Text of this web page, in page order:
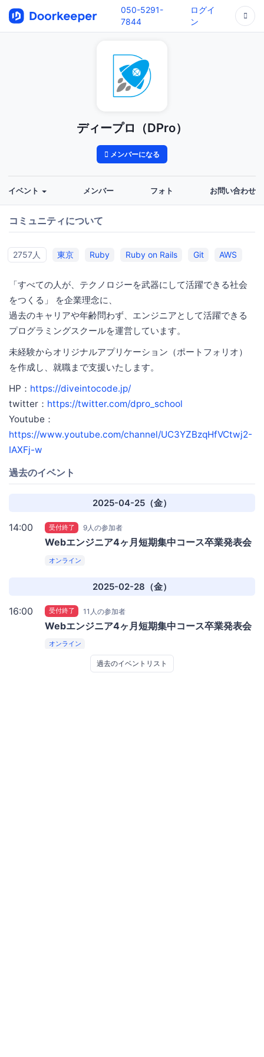
050-5291-
7844
ログイ
ン
ディープロ（DPro）
メンバーになる
イベント メンバー フォト お問い合わせ
コミュニティについて
2757人 東京 Ruby Ruby on Rails Git AWS
「すべての人が、テクノロジーを武器にして活躍できる社会
をつくる」 を企業理念に、
過去のキャリアや年齢問わず、エンジニアとして活躍できる
プログラミングスクールを運営しています。
未経験からオリジナルアプリケーション（ポートフォリオ）
を作成し、就職まで支援いたします。
HP： https://diveintocode.jp/
twitter： https://twitter.com/dpro_school
Youtube：
https://www.youtube.com/channel/UC3YZBzqHfVCtwj2-
IAXFj-w
過去のイベント
2025-04-25（金）
14:00 受付終了 9人の参加者
Webエンジニア4ヶ月短期集中コース卒業発表会
オンライン
2025-02-28（金）
16:00 受付終了 11人の参加者
Webエンジニア4ヶ月短期集中コース卒業発表会
オンライン
過去のイベントリスト